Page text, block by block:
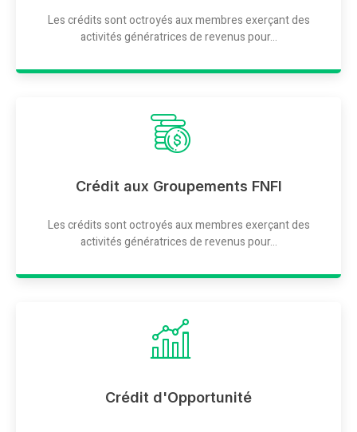
Les crédits sont octroyés aux membres exerçant des
activités génératrices de revenus pour...
Crédit aux Groupements FNFI
Les crédits sont octroyés aux membres exerçant des
activités génératrices de revenus pour...
Crédit d'Opportunité